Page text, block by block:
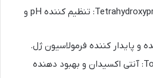
Tetrahydroxypropyl ethylenediamine: تنظیم کننده pH و
Tocopherol (Vitamin E): آنتی اکسیدان و بهبود دهنده